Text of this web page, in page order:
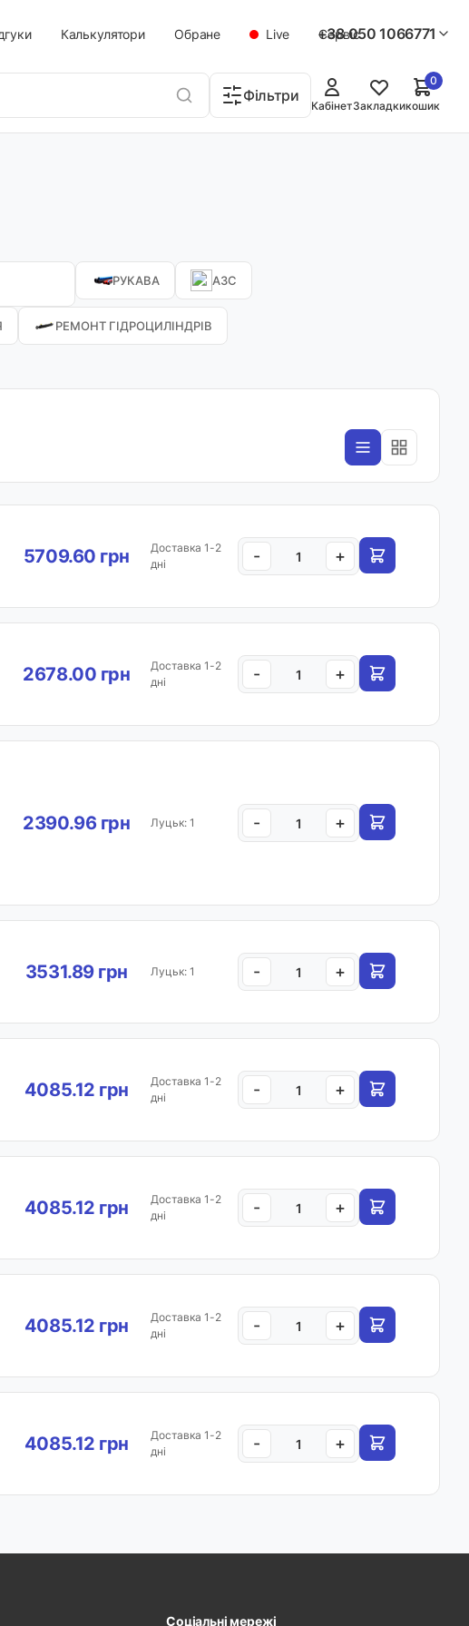
Калькулятори Обране Live Сервіс
+38 050 1066771
Фільтри
КабінетЗакладкикошик
0
РУКАВА АЗС
РЕМОНТ ГІДРОЦИЛІНДРІВ
5709.60 грн
Доставка 1-2
дні
- +
2678.00 грн
Доставка 1-2
дні
- +
2390.96 грн Луцьк: 1 - +
3531.89 грн Луцьк: 1 - +
4085.12 грн
Доставка 1-2
дні
- +
4085.12 грн
Доставка 1-2
дні
- +
4085.12 грн
Доставка 1-2
дні
- +
4085.12 грн
Доставка 1-2
дні
- +
Соціальні мережі